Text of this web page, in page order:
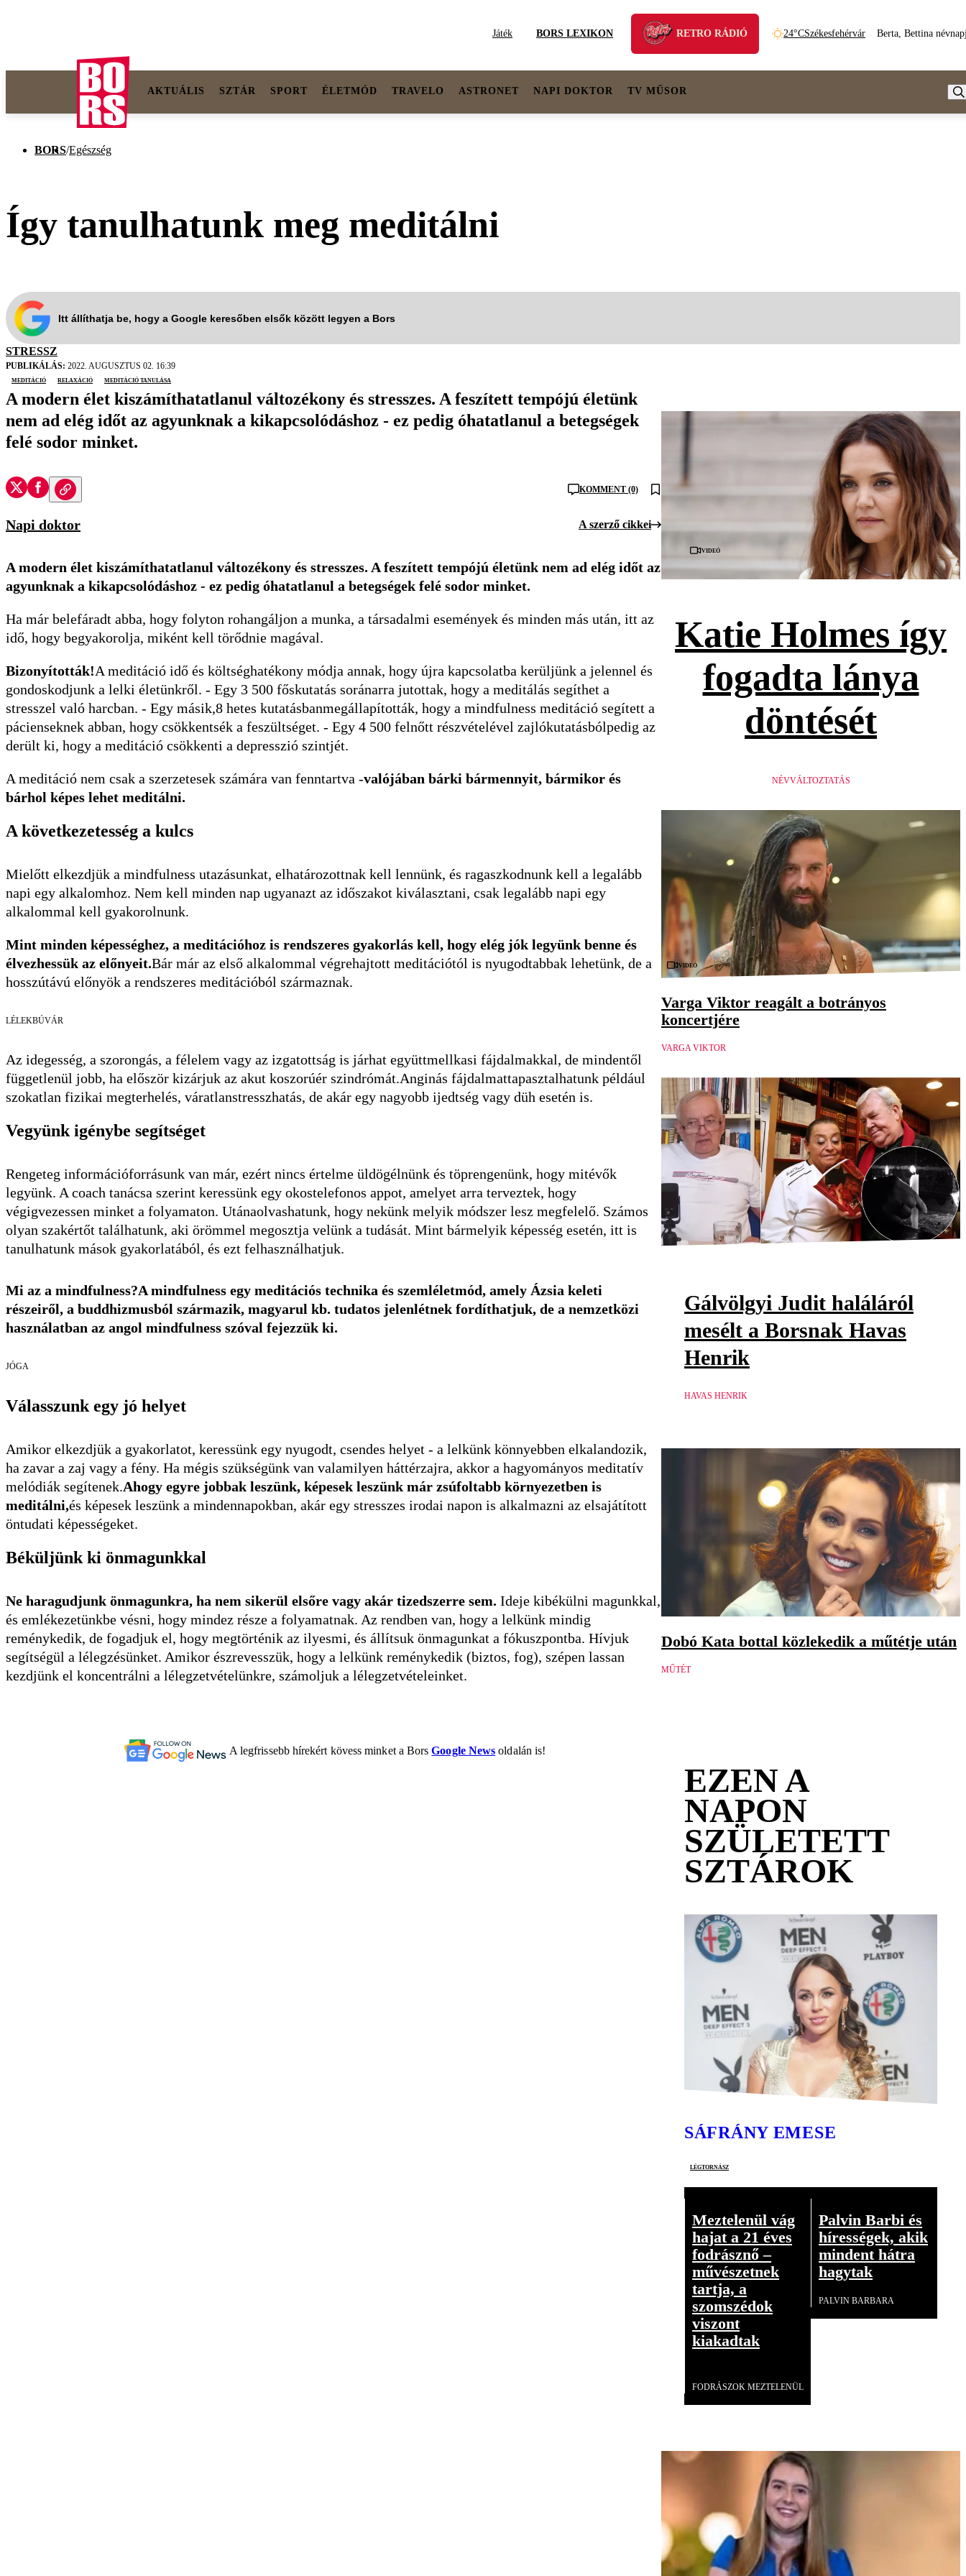
Játék BORS LEXIKON RETRO RÁDIÓ 24°CSzékesfehérvár Berta, Bettina
AKTUÁLIS SZTÁR SPORT ÉLETMÓD TRAVELO ASTRONET NAPI DOKTOR TV MŰSOR
BORS/Egészség
Így tanulhatunk meg meditálni
Itt állíthatja be, hogy a Google keresőben elsők között legyen a Bors
STRESSZ
PUBLIKÁLÁS: 2022. AUGUSZTUS 02. 16:39
meditáció
relaxáció meditáció tanulása
A modern élet kiszámíthatatlanul változékony és stresszes. A feszített tempójú életünk
nem ad elég időt az agyunknak a kikapcsolódáshoz - ez pedig óhatatlanul a betegségek
felé sodor minket.
KOMMENT (0)
Napi doktor A szerző cikkei
A modern élet kiszámíthatatlanul változékony és stresszes. A feszített tempójú életünk nem ad elég időt az
agyunknak a kikapcsolódáshoz - ez pedig óhatatlanul a betegségek felé sodor minket.
Ha már belefáradt abba, hogy folyton rohangáljon a munka, a társadalmi események és minden más után, itt az
idő, hogy begyakorolja, miként kell törődnie magával.
Bizonyították!A meditáció idő és költséghatékony módja annak, hogy újra kapcsolatba kerüljünk a jelennel és
gondoskodjunk a lelki életünkről. - Egy 3 500 főskutatás soránarra jutottak, hogy a meditálás segíthet a
stresszel való harcban. - Egy másik,8 hetes kutatásbanmegállapították, hogy a mindfulness meditáció segített a
pácienseknek abban, hogy csökkentsék a feszültséget. - Egy 4 500 felnőtt részvételével zajlókutatásbólpedig az
derült ki, hogy a meditáció csökkenti a depresszió szintjét.
A meditáció nem csak a szerzetesek számára van fenntartva -valójában bárki bármennyit, bármikor és
bárhol képes lehet meditálni.
A következetesség a kulcs
Mielőtt elkezdjük a mindfulness utazásunkat, elhatározottnak kell lennünk, és ragaszkodnunk kell a legalább
napi egy alkalomhoz. Nem kell minden nap ugyanazt az időszakot kiválasztani, csak legalább napi egy
alkalommal kell gyakorolnunk.
Mint minden képességhez, a meditációhoz is rendszeres gyakorlás kell, hogy elég jók legyünk benne és
élvezhessük az előnyeit.Bár már az első alkalommal végrehajtott meditációtól is nyugodtabbak lehetünk, de a
hosszútávú előnyök a rendszeres meditációból származnak.
LÉLEKBÚVÁR
Az idegesség, a szorongás, a félelem vagy az izgatottság is járhat együttmellkasi fájdalmakkal, de mindentől
függetlenül jobb, ha először kizárjuk az akut koszorúér szindrómát.Anginás fájdalmattapasztalhatunk például
szokatlan fizikai megterhelés, váratlanstresszhatás, de akár egy nagyobb ijedtség vagy düh esetén is.
Vegyünk igénybe segítséget
Rengeteg információforrásunk van már, ezért nincs értelme üldögélnünk és töprengenünk, hogy mitévők
legyünk. A coach tanácsa szerint keressünk egy okostelefonos appot, amelyet arra terveztek, hogy
végigvezessen minket a folyamaton. Utánaolvashatunk, hogy nekünk melyik módszer lesz megfelelő. Számos
olyan szakértőt találhatunk, aki örömmel megosztja velünk a tudását. Mint bármelyik képesség esetén, itt is
tanulhatunk mások gyakorlatából, és ezt felhasználhatjuk.
Mi az a mindfulness?A mindfulness egy meditációs technika és szemléletmód, amely Ázsia keleti
részeiről, a buddhizmusból származik, magyarul kb. tudatos jelenlétnek fordíthatjuk, de a nemzetközi
használatban az angol mindfulness szóval fejezzük ki.
JÓGA
Válasszunk egy jó helyet
Amikor elkezdjük a gyakorlatot, keressünk egy nyugodt, csendes helyet - a lelkünk könnyebben elkalandozik,
ha zavar a zaj vagy a fény. Ha mégis szükségünk van valamilyen háttérzajra, akkor a hagyományos meditatív
melódiák segítenek.Ahogy egyre jobbak leszünk, képesek leszünk már zsúfoltabb környezetben is
meditálni,és képesek leszünk a mindennapokban, akár egy stresszes irodai napon is alkalmazni az elsajátított
öntudati képességeket.
Béküljünk ki önmagunkkal
Ne haragudjunk önmagunkra, ha nem sikerül elsőre vagy akár tizedszerre sem. Ideje kibékülni magunkkal,
és emlékezetünkbe vésni, hogy mindez része a folyamatnak. Az rendben van, hogy a lelkünk mindig
reménykedik, de fogadjuk el, hogy megtörténik az ilyesmi, és állítsuk önmagunkat a fókuszpontba. Hívjuk
segítségül a lélegzésünket. Amikor észrevesszük, hogy a lelkünk reménykedik (biztos, fog), szépen lassan
kezdjünk el koncentrálni a lélegzetvételünkre, számoljuk a lélegzetvételeinket.
A legfrissebb hírekért kövess minket a BorsGoogle News oldalán is!
Videó
Katie Holmes így
fogadta lánya
döntését
NÉVVÁLTOZTATÁS
Videó
Varga Viktor reagált a botrányos
koncertjére
VARGA VIKTOR
Gálvölgyi Judit haláláról
mesélt a Borsnak Havas
Henrik
HAVAS HENRIK
Dobó Kata bottal közlekedik a műtétje után
MŰTÉT
EZEN A
NAPON
SZÜLETETT
SZTÁROK
SÁFRÁNY EMESE
légtornász
Meztelenül vág
hajat a 21 éves
fodrásznő –
művészetnek
tartja, a
szomszédok
viszont
kiakadtak
FODRÁSZOK MEZTELENÜL
Palvin Barbi és
hírességek, akik
mindent hátra
hagytak
PALVIN BARBARA